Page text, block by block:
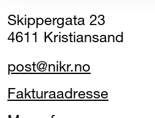
Skippergata 23
4611 Kristiansand
post@nikr.no
Fakturaadresse